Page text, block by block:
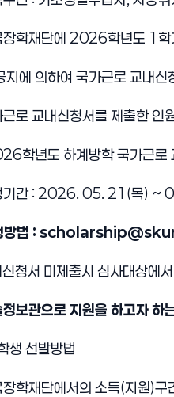
장학재단에 2026학년도 1
에 의하여 국가근로 교내신
근로 교내신청서를 제출한 인
학년도 하계방학 국가근로
기간 : 2026. 05. 21(목) ~
방법 :
청서 미제출시 심사대상에
보관으로 지원을 하고자 하
생 선발방법
장학재단에서의 소득(지원)구